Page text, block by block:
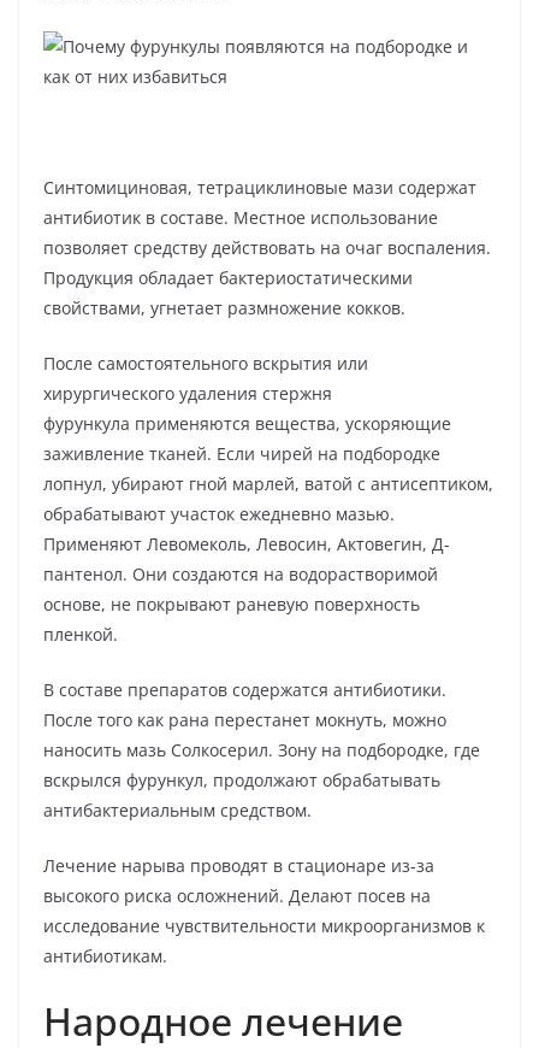
Синтомициновая, тетрациклиновые мази содержат
антибиотик в составе. Местное использование
позволяет средству действовать на очаг воспаления.
Продукция обладает бактериостатическими
свойствами, угнетает размножение кокков.
После самостоятельного вскрытия или
хирургического удаления стержня
фурункула применяются вещества, ускоряющие
заживление тканей. Если чирей на подбородке
лопнул, убирают гной марлей, ватой с антисептиком,
обрабатывают участок ежедневно мазью.
Применяют Левомеколь, Левосин, Актовегин, Д-
пантенол. Они создаются на водорастворимой
основе, не покрывают раневую поверхность
пленкой.
В составе препаратов содержатся антибиотики.
После того как рана перестанет мокнуть, можно
наносить мазь Солкосерил. Зону на подбородке, где
вскрылся фурункул, продолжают обрабатывать
антибактериальным средством.
Лечение нарыва проводят в стационаре из-за
высокого риска осложнений. Делают посев на
исследование чувствительности микроорганизмов к
антибиотикам.
Народное лечение